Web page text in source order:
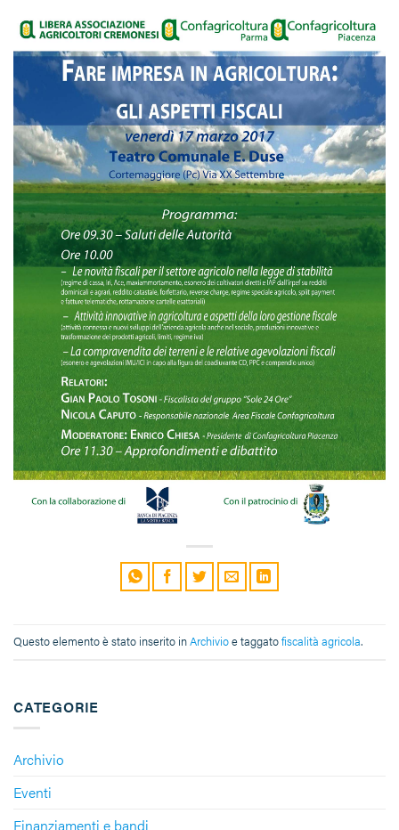
CATEGORIE
Archivio
Eventi
Finanziamenti e bandi
Questo elemento è stato inserito inArchivioe taggatofiscalità agricola.